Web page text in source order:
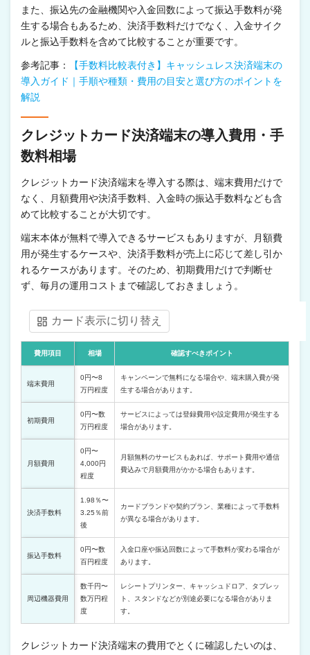
また、振込先の金融機関や入金回数によって振込手数料が発
生する場合もあるため、決済手数料だけでなく、入金サイク
ルと振込手数料を含めて比較することが重要です。
参考記事：
【手数料比較表付き】キャッシュレス決済端末の
導入ガイド｜手順や種類・費用の目安と選び方のポイントを
解説
クレジットカード決済端末の導入費用・手
数料相場
クレジットカード決済端末を導入する際は、端末費用だけで
なく、月額費用や決済手数料、入金時の振込手数料なども含
めて比較することが大切です。
端末本体が無料で導入できるサービスもありますが、月額費
用が発生するケースや、決済手数料が売上に応じて差し引か
れるケースがあります。そのため、初期費用だけで判断せ
ず、毎月の運用コストまで確認しておきましょう。
カード表示に切り替え
費用項目 相場 確認すべきポイント
端末費用
0円〜8
万円程度
キャンペーンで無料になる場合や、端末購入費が発
生する場合があります。
初期費用
0円〜数
万円程度
サービスによっては登録費用や設定費用が発生する
場合があります。
月額費用
0円〜
4,000円
程度
月額無料のサービスもあれば、サポート費用や通信
費込みで月額費用がかかる場合もあります。
決済手数料
1.98％〜
3.25％前
後
カードブランドや契約プラン、業種によって手数料
が異なる場合があります。
振込手数料
0円〜数
百円程度
入金口座や振込回数によって手数料が変わる場合が
あります。
周辺機器費用
数千円〜
数万円程
度
レシートプリンター、キャッシュドロア、タブレッ
ト、スタンドなどが別途必要になる場合がありま
す。
クレジットカード決済端末の費用でとくに確認したいのは、